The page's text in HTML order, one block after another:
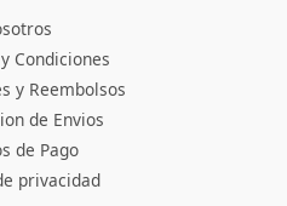
Condiciones
y Reembolsos
de Envios
de Pago
privacidad